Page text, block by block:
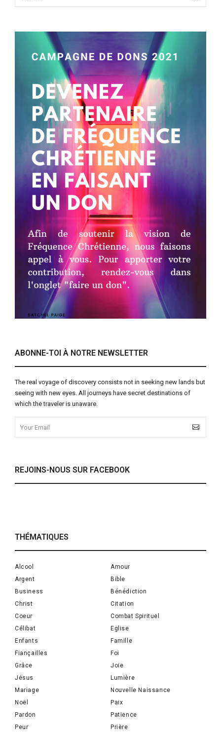
ABONNE-TOI À NOTRE NEWSLETTER
The real voyage of discovery consists not in seeking new lands but
seeing with new eyes. All journeys have secret destinations of
which the traveler is unaware.
REJOINS-NOUS SUR FACEBOOK
THÉMATIQUES
Alcool
Amour
Argent
Bible
Business
Bénédiction
Christ
Citation
Coeur
Combat Spirituel
Célibat
Eglise
Enfants
Famille
Fiançailles
Foi
Grâce
Joie
Jésus
Lumière
Mariage
Nouvelle Naissance
Noël
Paix
Pardon
Patience
Peur
Prière